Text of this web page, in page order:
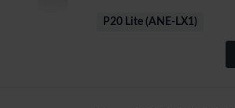
P20 Lite (ANE-LX1)